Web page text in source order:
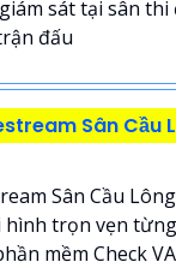
sát tại sân
đấu
Sân Cầu
Sân Cầu
hình trọn vẹn
mềm Check